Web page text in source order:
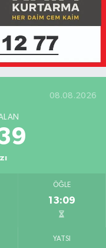
08.08.2026
ÖĞLE
13:09
YATSI